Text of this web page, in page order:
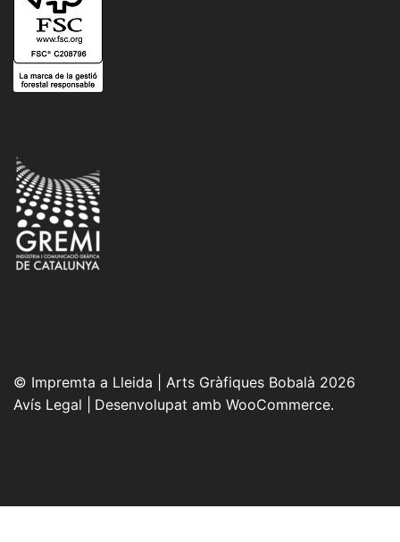
© Impremta a Lleida | Arts Gràfiques Bobalà 2026
Avís Legal
Desenvolupat amb WooCommerce.